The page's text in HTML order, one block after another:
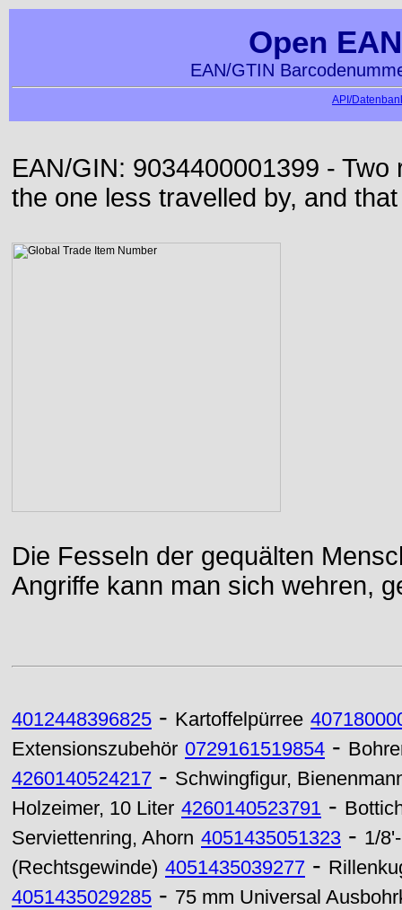
Open
EAN/GTIN
API/
EAN/GIN: 9034400001399 -
the one less travelled by, and
Die Fesseln der gequälten
Angriffe kann man sich wehren,
4012448396825 - Kartoffelpürree
Extensionszubehör 0729161519854 -
4260140524217 - Schwingfigur,
Holzeimer, 10 Liter 4260140523791 -
Serviettenring, Ahorn 4051435051323 - 1/
(Rechtsgewinde) 4051435039277 -
4051435029285 - 75 mm Universal